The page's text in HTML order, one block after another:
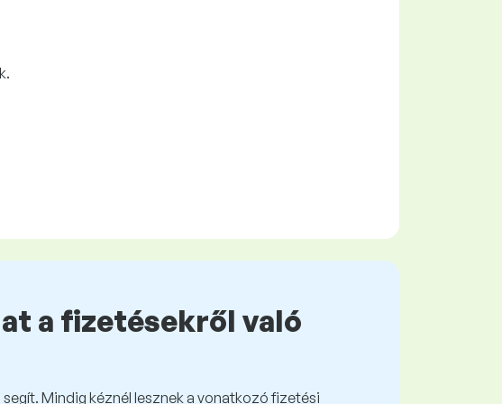
a fizetésekről való
Mindig kéznél lesznek a vonatkozó fizetési